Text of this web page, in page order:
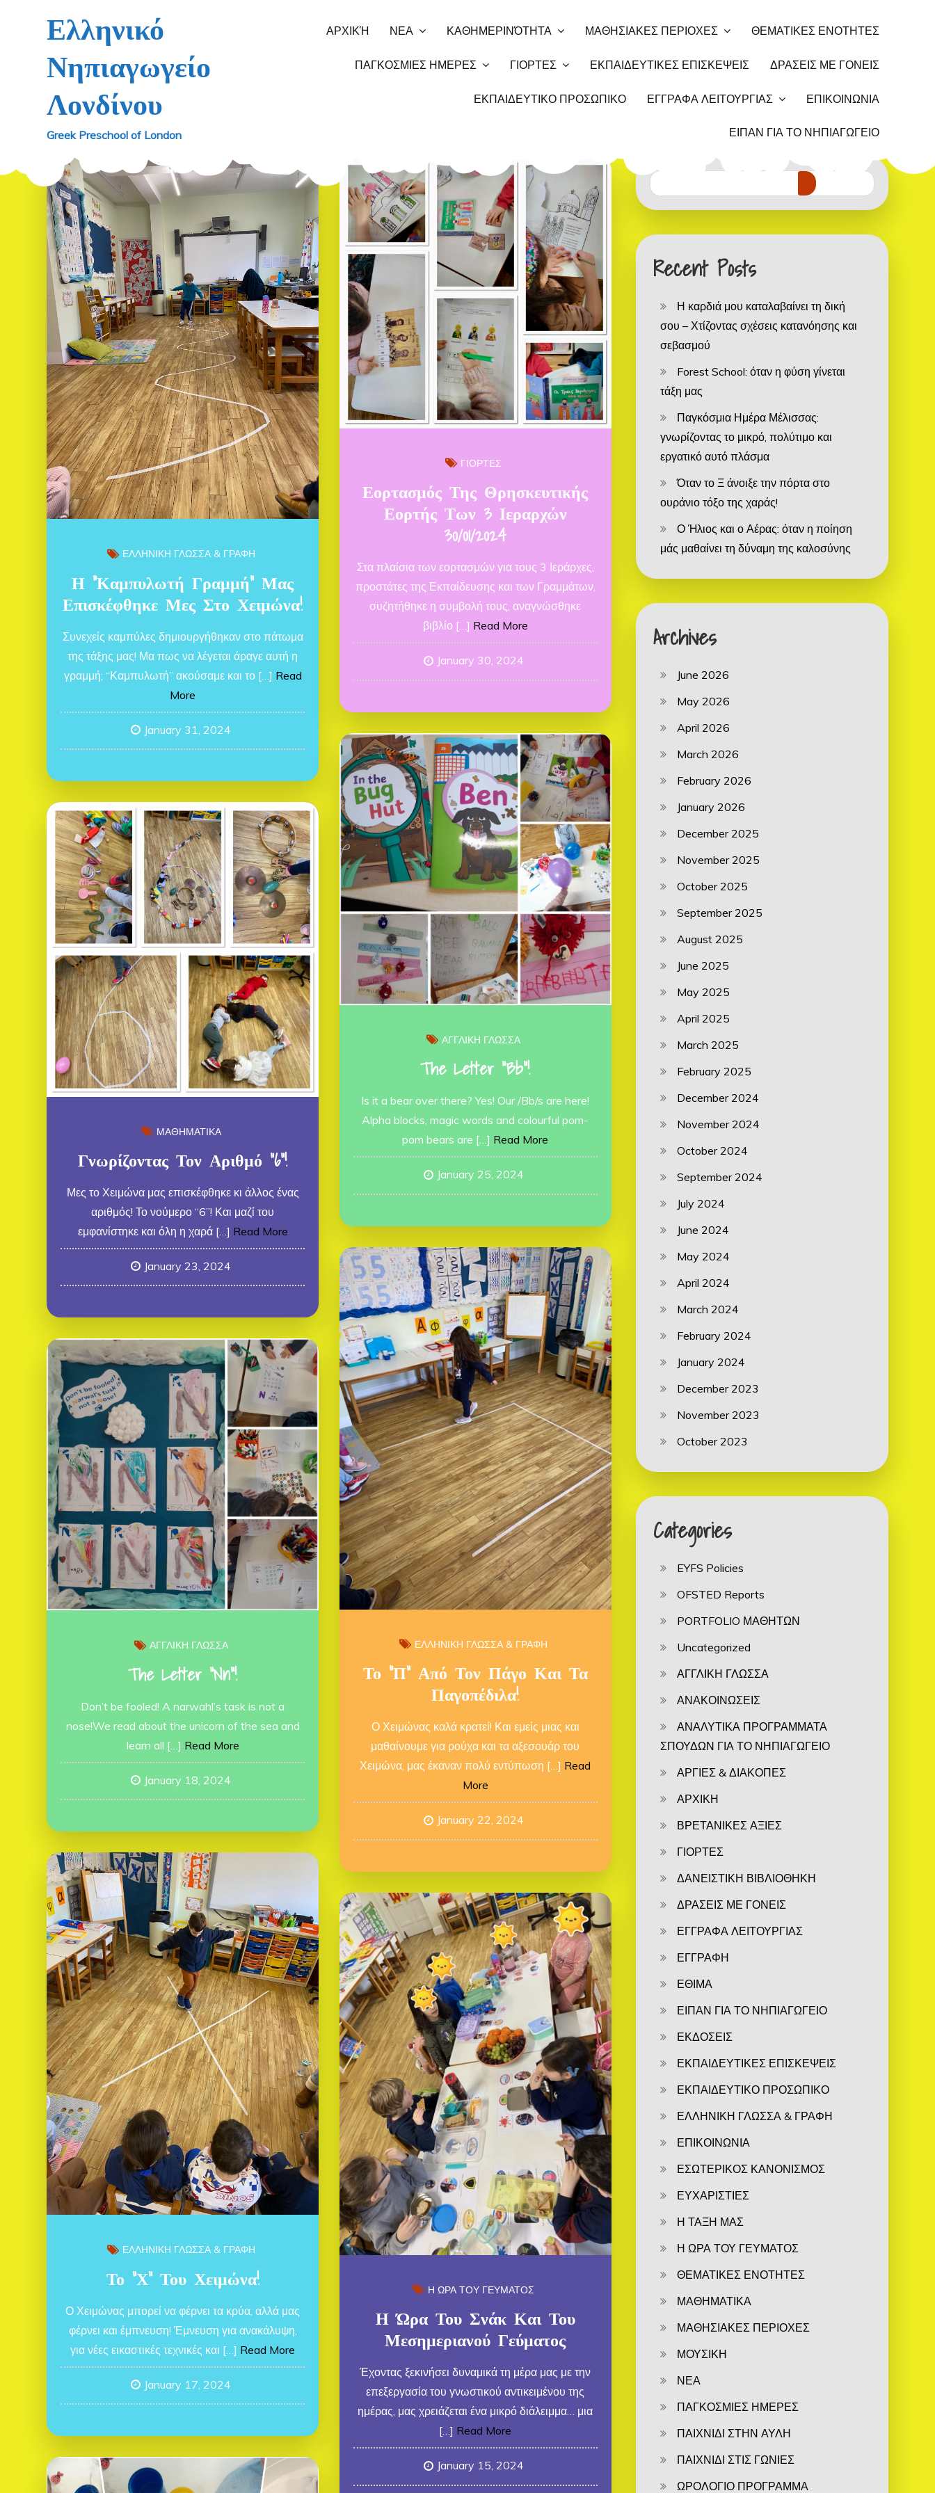
Ελληνικό
Νηπιαγωγείο
Λονδίνου
Greek Preschool of London
ΑΡΧΙΚΉ ΝΕΑ ΚΑΘΗΜΕΡΙΝΌΤΗΤΑ ΜΑΘΗΣΙΑΚΕΣ ΠΕΡΙΟΧΕΣ ΘΕΜΑΤΙΚΕΣ ΕΝΟΤΗΤΕΣ
ΠΑΓΚΟΣΜΙΕΣ ΗΜΕΡΕΣ ΓΙΟΡΤΕΣ ΕΚΠΑΙΔΕΥΤΙΚΕΣ ΕΠΙΣΚΕΨΕΙΣ ΔΡΑΣΕΙΣ ΜΕ ΓΟΝΕΙΣ
ΕΚΠΑΙΔΕΥΤΙΚΟ ΠΡΟΣΩΠΙΚΟ ΕΓΓΡΑΦΑ ΛΕΙΤΟΥΡΓΙΑΣ ΕΠΙΚΟΙΝΩΝΙΑ
ΕΙΠΑΝ ΓΙΑ ΤΟ ΝΗΠΙΑΓΩΓΕΙΟ
ΕΛΛΗΝΙΚΗ ΓΛΩΣΣΑ & ΓΡΑΦΗ
Η “Καμπυλωτή Γραμμή” Μας
Επισκέφθηκε Μες Στο Χειμώνα!
Συνεχείς καμπύλες δημιουργήθηκαν στο πάτωμα
της τάξης μας! Μα πως να λέγεται άραγε αυτή η
γραμμή; “Καμπυλωτή” ακούσαμε και το […] Read
More
January 31, 2024
ΓΙΟΡΤΕΣ
Εορτασμός Της Θρησκευτικής
Εορτής Των 3 Ιεραρχών
30/01/2024
Στα πλαίσια των εορτασμών για τους 3 Ιεράρχες,
προστάτες της Εκπαίδευσης και των Γραμμάτων,
συζητήθηκε η συμβολή τους, αναγνώσθηκε
βιβλίο […] Read More
January 30, 2024
ΑΓΓΛΙΚΗ ΓΛΩΣΣΑ
The Letter “Bb”!
Is it a bear over there? Yes! Our /Bb/s are here!
Alpha blocks, magic words and colourful pom-
pom bears are […] Read More
January 25, 2024
ΜΑΘΗΜΑΤΙΚΑ
Γνωρίζοντας Τον Αριθμό “6”!
Μες το Χειμώνα μας επισκέφθηκε κι άλλος ένας
αριθμός! Το νούμερο “6”! Και μαζί του
εμφανίστηκε και όλη η χαρά […] Read More
January 23, 2024
ΕΛΛΗΝΙΚΗ ΓΛΩΣΣΑ & ΓΡΑΦΗ
Το “Π” Από Τον Πάγο Και Τα
Παγοπέδιλα!
Ο Χειμώνας καλά κρατεί! Και εμείς μιας και
μαθαίνουμε για ρούχα και τα αξεσουάρ του
Χειμώνα, μας έκαναν πολύ εντύπωση […] Read
More
January 22, 2024
ΑΓΓΛΙΚΗ ΓΛΩΣΣΑ
The Letter “Nn”!
Don’t be fooled! A narwahl’s task is not a
nose!We read about the unicorn of the sea and
learn all […] Read More
January 18, 2024
ΕΛΛΗΝΙΚΗ ΓΛΩΣΣΑ & ΓΡΑΦΗ
Το “Χ” Του Χειμώνα!
Ο Χειμώνας μπορεί να φέρνει τα κρύα, αλλά μας
φέρνει και έμπνευση! Έμνευση για ανακάλυψη,
για νέες εικαστικές τεχνικές και […] Read More
January 17, 2024
Η ΩΡΑ ΤΟΥ ΓΕΥΜΑΤΟΣ
Η Ώρα Του Σνάκ Και Του
Μεσημεριανού Γεύματος
Έχοντας ξεκινήσει δυναμικά τη μέρα μας με την
επεξεργασία του γνωστικού αντικειμένου της
ημέρας, μας χρειάζεται ένα μικρό διάλειμμα… μια
[…] Read More
January 15, 2024
Recent Posts
Η καρδιά μου καταλαβαίνει τη δική
σου – Χτίζοντας σχέσεις κατανόησης και
σεβασμού
Forest School: όταν η φύση γίνεται
τάξη μας
Παγκόσμια Ημέρα Μέλισσας:
γνωρίζοντας το μικρό, πολύτιμο και
εργατικό αυτό πλάσμα
Όταν το Ξ άνοιξε την πόρτα στο
ουράνιο τόξο της χαράς!
Ο Ήλιος και ο Αέρας: όταν η ποίηση
μάς μαθαίνει τη δύναμη της καλοσύνης
Archives
June 2026
May 2026
April 2026
March 2026
February 2026
January 2026
December 2025
November 2025
October 2025
September 2025
August 2025
June 2025
May 2025
April 2025
March 2025
February 2025
December 2024
November 2024
October 2024
September 2024
July 2024
June 2024
May 2024
April 2024
March 2024
February 2024
January 2024
December 2023
November 2023
October 2023
Categories
EYFS Policies
OFSTED Reports
PORTFOLIO ΜΑΘΗΤΩΝ
Uncategorized
ΑΓΓΛΙΚΗ ΓΛΩΣΣΑ
ΑΝΑΚΟΙΝΩΣΕΙΣ
ΑΝΑΛΥΤΙΚΑ ΠΡΟΓΡΑΜΜΑΤΑ
ΣΠΟΥΔΩΝ ΓΙΑ ΤΟ ΝΗΠΙΑΓΩΓΕΙΟ
ΑΡΓΙΕΣ & ΔΙΑΚΟΠΕΣ
ΑΡΧΙΚΗ
ΒΡΕΤΑΝΙΚΕΣ ΑΞΙΕΣ
ΓΙΟΡΤΕΣ
ΔΑΝΕΙΣΤΙΚΗ ΒΙΒΛΙΟΘΗΚΗ
ΔΡΑΣΕΙΣ ΜΕ ΓΟΝΕΙΣ
ΕΓΓΡΑΦΑ ΛΕΙΤΟΥΡΓΙΑΣ
ΕΓΓΡΑΦΗ
ΕΘΙΜΑ
ΕΙΠΑΝ ΓΙΑ ΤΟ ΝΗΠΙΑΓΩΓΕΙΟ
ΕΚΔΟΣΕΙΣ
ΕΚΠΑΙΔΕΥΤΙΚΕΣ ΕΠΙΣΚΕΨΕΙΣ
ΕΚΠΑΙΔΕΥΤΙΚΟ ΠΡΟΣΩΠΙΚΟ
ΕΛΛΗΝΙΚΗ ΓΛΩΣΣΑ & ΓΡΑΦΗ
ΕΠΙΚΟΙΝΩΝΙΑ
ΕΣΩΤΕΡΙΚΟΣ ΚΑΝΟΝΙΣΜΟΣ
ΕΥΧΑΡΙΣΤΙΕΣ
Η ΤΑΞΗ ΜΑΣ
Η ΩΡΑ ΤΟΥ ΓΕΥΜΑΤΟΣ
ΘΕΜΑΤΙΚΕΣ ΕΝΟΤΗΤΕΣ
ΜΑΘΗΜΑΤΙΚΑ
ΜΑΘΗΣΙΑΚΕΣ ΠΕΡΙΟΧΕΣ
ΜΟΥΣΙΚΗ
ΝΕΑ
ΠΑΓΚΟΣΜΙΕΣ ΗΜΕΡΕΣ
ΠΑΙΧΝΙΔΙ ΣΤΗΝ ΑΥΛΗ
ΠΑΙΧΝΙΔΙ ΣΤΙΣ ΓΩΝΙΕΣ
ΩΡΟΛΟΓΙΟ ΠΡΟΓΡΑΜΜΑ